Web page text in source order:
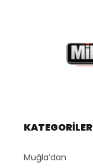
KATEGORİLER
Muğla’dan